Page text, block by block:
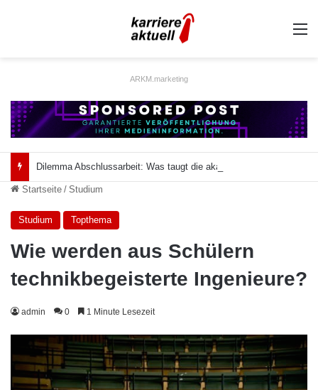
ARKM.marketing
Startseite / Studium
Studium Topthema
Wie werden aus Schülern
technikbegeisterte Ingenieure?
admin 0 1 Minute Lesezeit